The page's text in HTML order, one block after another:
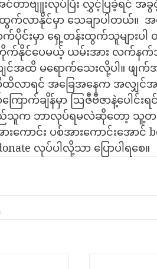
ာဗျူးလုပ်ပြီး လွှင့်ပြခဲ့ရင် အခွ
ာနိုင်မှာ သေချာပါတယ်။  အစ
ောက်ပိုင်းမှာ ရှေ့တန်းထွက်သူမျာ
က်နိုင်ပေမယ့် ယမ်းအား လက်
င်အထိ မရောက်သေးလို့ပါ။ ဖျ
လာရင် အခြေအနေက အလျှင်အမြ
ာကြောက်ချိန်မှာ ဩဇီဗီဇာနဲ့ပေါ
ည်သူက ဘာလုပ်ရမလဲဆိုတော့ သူ့တပ်
ကောင်း ပစ်အားကောင်းအောင်
လုပ်ပါလို့သာ ပြောပါရစေ။